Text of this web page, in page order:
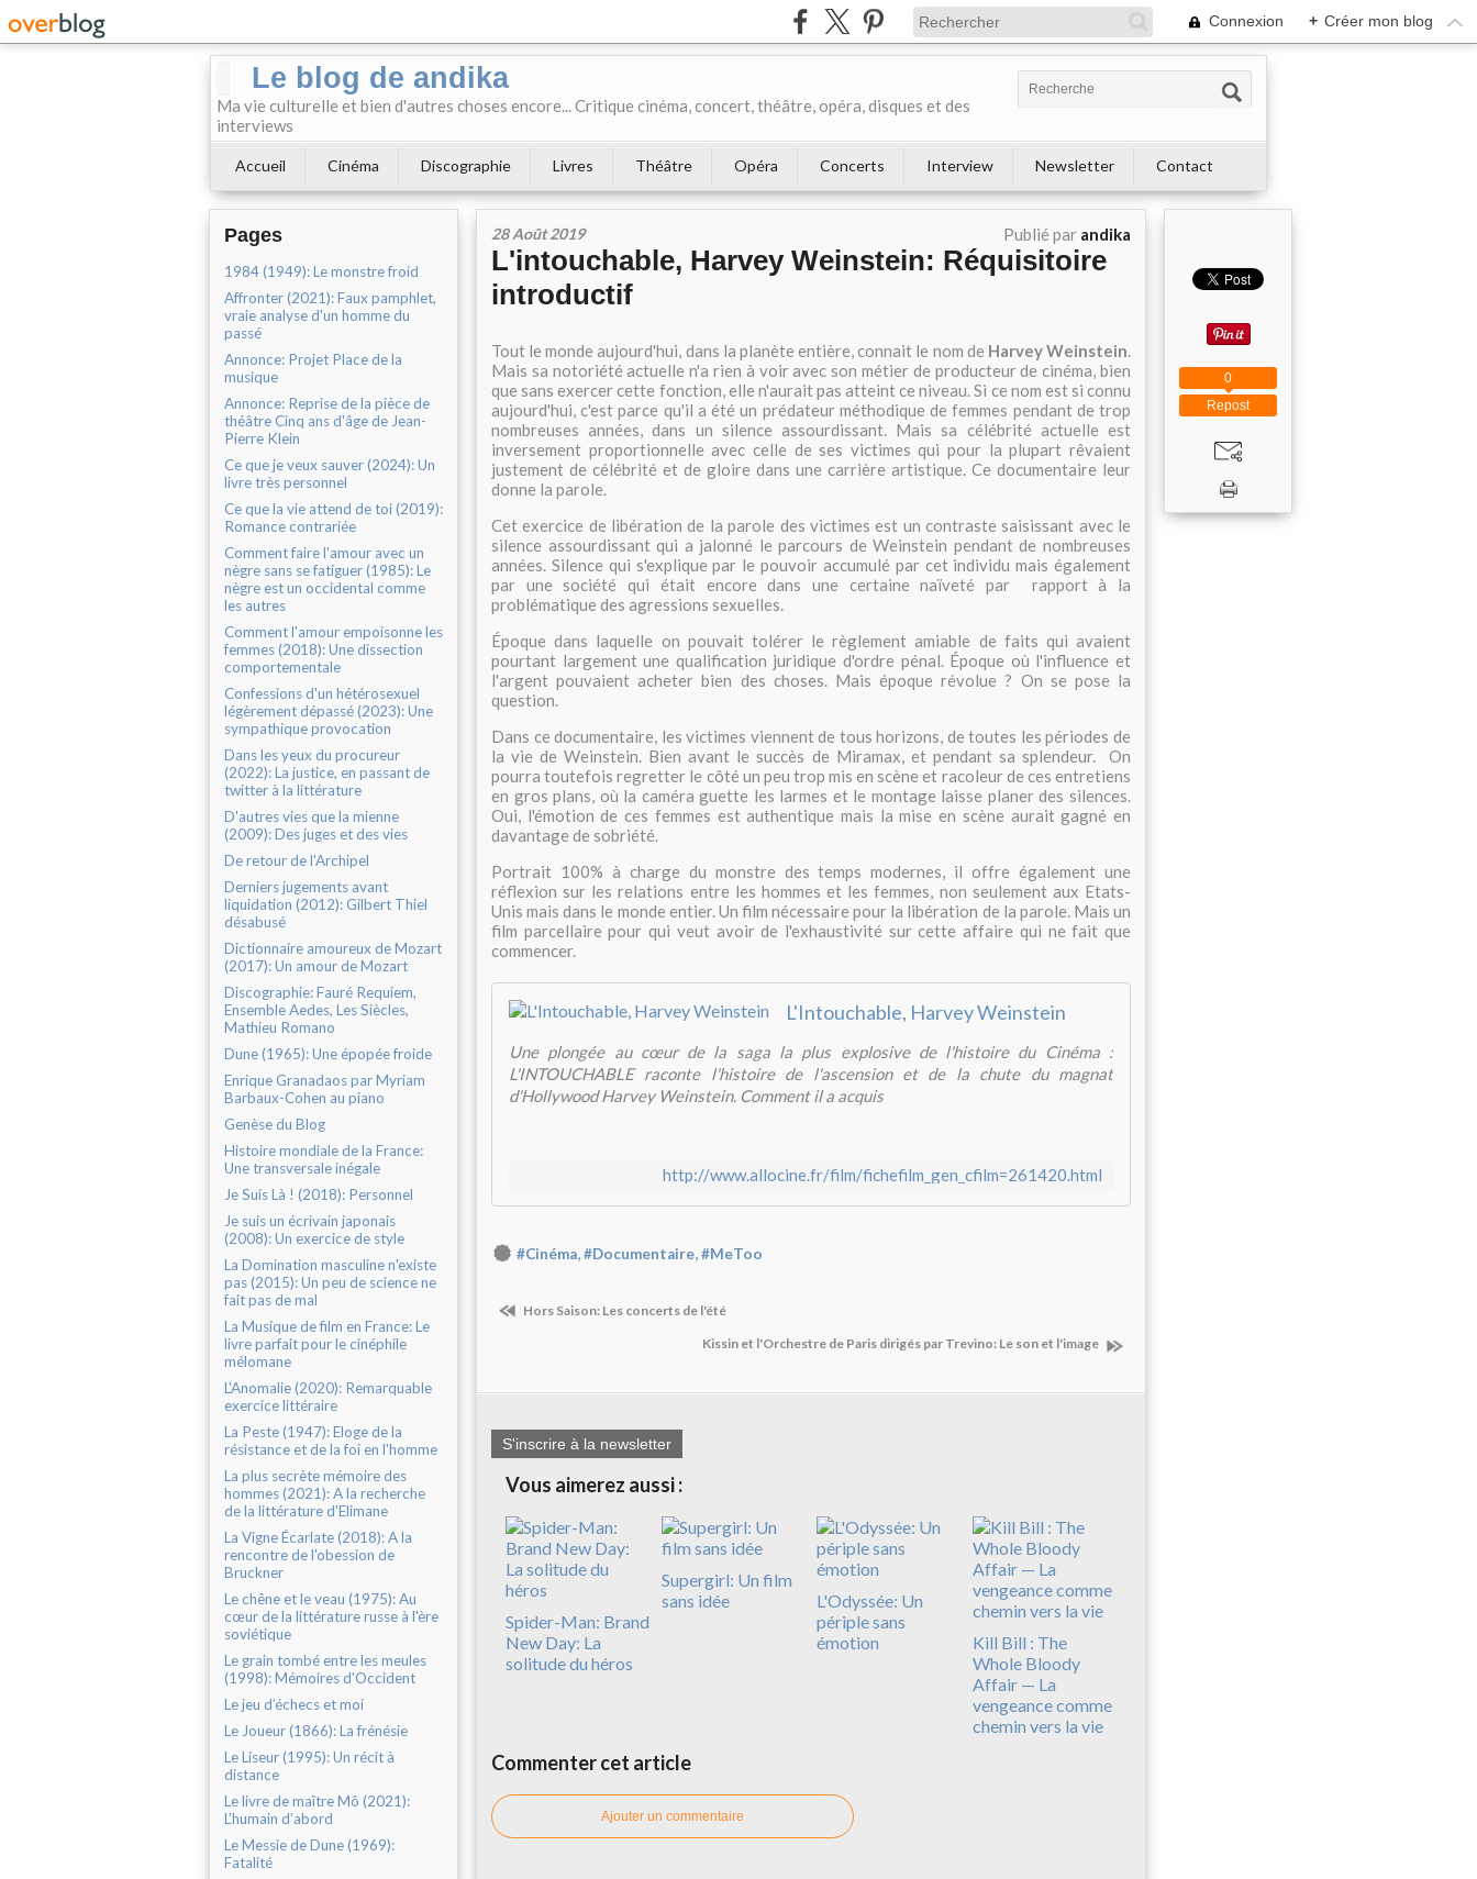
Connexion + Créer mon blog
Le blog de andika
Ma vie culturelle et bien d'autres choses encore... Critique cinéma, concert, théâtre, opéra, disques et des
interviews
Accueil Cinéma Discographie Livres Théâtre Opéra Concerts Interview Newsletter Contact
Pages
1984 (1949): Le monstre froid
Affronter (2021): Faux pamphlet,
vraie analyse d'un homme du
passé
Annonce: Projet Place de la
musique
Annonce: Reprise de la pièce de
théâtre Cinq ans d'âge de Jean-
Pierre Klein
Ce que je veux sauver (2024): Un
livre très personnel
Ce que la vie attend de toi (2019):
Romance contrariée
Comment faire l'amour avec un
nègre sans se fatiguer (1985): Le
nègre est un occidental comme
les autres
Comment l'amour empoisonne les
femmes (2018): Une dissection
comportementale
Confessions d'un hétérosexuel
légèrement dépassé (2023): Une
sympathique provocation
Dans les yeux du procureur
(2022): La justice, en passant de
twitter à la littérature
D'autres vies que la mienne
(2009): Des juges et des vies
De retour de l'Archipel
Derniers jugements avant
liquidation (2012): Gilbert Thiel
désabusé
Dictionnaire amoureux de Mozart
(2017): Un amour de Mozart
Discographie: Fauré Requiem,
Ensemble Aedes, Les Siècles,
Mathieu Romano
Dune (1965): Une épopée froide
Enrique Granadaos par Myriam
Barbaux-Cohen au piano
Genèse du Blog
Histoire mondiale de la France:
Une transversale inégale
Je Suis Là ! (2018): Personnel
Je suis un écrivain japonais
(2008): Un exercice de style
La Domination masculine n'existe
pas (2015): Un peu de science ne
fait pas de mal
La Musique de film en France: Le
livre parfait pour le cinéphile
mélomane
L'Anomalie (2020): Remarquable
exercice littéraire
La Peste (1947): Eloge de la
résistance et de la foi en l'homme
La plus secrète mémoire des
hommes (2021): A la recherche
de la littérature d'Elimane
La Vigne Écarlate (2018): A la
rencontre de l'obession de
Bruckner
Le chêne et le veau (1975): Au
cœur de la littérature russe à l'ère
soviétique
Le grain tombé entre les meules
(1998): Mémoires d'Occident
Le jeu d’échecs et moi
Le Joueur (1866): La frénésie
Le Liseur (1995): Un récit à
distance
Le livre de maître Mô (2021):
L’humain d’abord
Le Messie de Dune (1969):
Fatalité
28 Août 2019 Publié par andika
L'intouchable, Harvey Weinstein: Réquisitoire
introductif
Tout le monde aujourd'hui, dans la planète entière, connait le nom de Harvey Weinstein.
Mais sa notoriété actuelle n'a rien à voir avec son métier de producteur de cinéma, bien
que sans exercer cette fonction, elle n'aurait pas atteint ce niveau. Si ce nom est si connu
aujourd'hui, c'est parce qu'il a été un prédateur méthodique de femmes pendant de trop
nombreuses années, dans un silence assourdissant. Mais sa célébrité actuelle est
inversement proportionnelle avec celle de ses victimes qui pour la plupart rêvaient
justement de célébrité et de gloire dans une carrière artistique. Ce documentaire leur
donne la parole.
Cet exercice de libération de la parole des victimes est un contraste saisissant avec le
silence assourdissant qui a jalonné le parcours de Weinstein pendant de nombreuses
années. Silence qui s'explique par le pouvoir accumulé par cet individu mais également
par une société qui était encore dans une certaine naïveté par rapport à la
problématique des agressions sexuelles.
Époque dans laquelle on pouvait tolérer le règlement amiable de faits qui avaient
pourtant largement une qualification juridique d'ordre pénal. Époque où l'influence et
l'argent pouvaient acheter bien des choses. Mais époque révolue ? On se pose la
question.
Dans ce documentaire, les victimes viennent de tous horizons, de toutes les périodes de
la vie de Weinstein. Bien avant le succès de Miramax, et pendant sa splendeur. On
pourra toutefois regretter le côté un peu trop mis en scène et racoleur de ces entretiens
en gros plans, où la caméra guette les larmes et le montage laisse planer des silences.
Oui, l'émotion de ces femmes est authentique mais la mise en scène aurait gagné en
davantage de sobriété.
Portrait 100% à charge du monstre des temps modernes, il offre également une
réflexion sur les relations entre les hommes et les femmes, non seulement aux Etats-
Unis mais dans le monde entier. Un film nécessaire pour la libération de la parole. Mais un
film parcellaire pour qui veut avoir de l'exhaustivité sur cette affaire qui ne fait que
commencer.
L'Intouchable, Harvey Weinstein
Une plongée au cœur de la saga la plus explosive de l'histoire du Cinéma :
L'INTOUCHABLE raconte l'histoire de l'ascension et de la chute du magnat
d'Hollywood Harvey Weinstein. Comment il a acquis
http://www.allocine.fr/film/fichefilm_gen_cfilm=261420.html
#Cinéma,#Documentaire,#MeToo
Hors Saison: Les concerts de l'été
Kissin et l'Orchestre de Paris dirigés par Trevino: Le son et l'image
S'inscrire à la newsletter
Vous aimerez aussi :
Spider-Man: Brand
New Day: La
solitude du héros
Supergirl: Un film
sans idée
L'Odyssée: Un
périple sans
émotion
Kill Bill : The
Whole Bloody
Affair — La
vengeance comme
chemin vers la vie
Commenter cet article
Ajouter un commentaire
Repost
0